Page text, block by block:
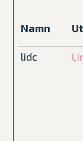
Namn
lidc